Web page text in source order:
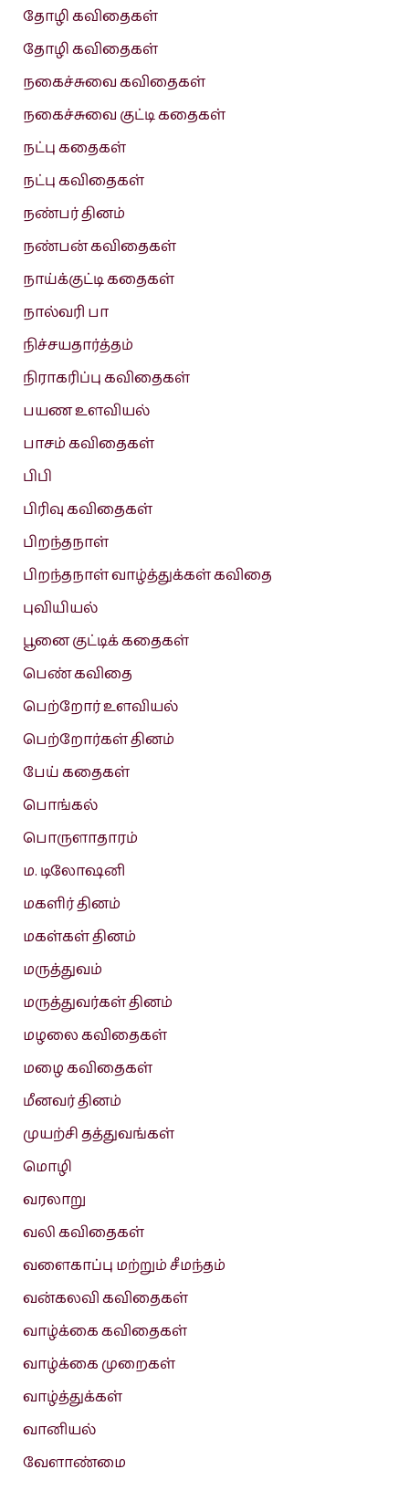
தோழி கவிதைகள்
தோழி கவிதைகள்
நகைச்சுவை கவிதைகள்
நகைச்சுவை குட்டி கதைகள்
நட்பு கதைகள்
நட்பு கவிதைகள்
நண்பர் தினம்
நண்பன் கவிதைகள்
நாய்க்குட்டி கதைகள்
நால்வரி பா
நிச்சயதார்த்தம்
நிராகரிப்பு கவிதைகள்
பயண உளவியல்
பாசம் கவிதைகள்
பிபி
பிரிவு கவிதைகள்
பிறந்தநாள்
பிறந்தநாள் வாழ்த்துக்கள் கவிதை
புவியியல்
பூனை குட்டிக் கதைகள்
பெண் கவிதை
பெற்றோர் உளவியல்
பெற்றோர்கள் தினம்
பேய் கதைகள்
பொங்கல்
பொருளாதாரம்
ம. டிலோஷனி
மகளிர் தினம்
மகள்கள் தினம்
மருத்துவம்
மருத்துவர்கள் தினம்
மழலை கவிதைகள்
மழை கவிதைகள்
மீனவர் தினம்
முயற்சி தத்துவங்கள்
மொழி
வரலாறு
வலி கவிதைகள்
வளைகாப்பு மற்றும் சீமந்தம்
வன்கலவி கவிதைகள்
வாழ்க்கை கவிதைகள்
வாழ்க்கை முறைகள்
வாழ்த்துக்கள்
வானியல்
வேளாண்மை